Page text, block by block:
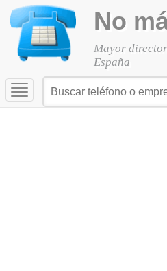
No
Mayor
España
Toggle
navigation